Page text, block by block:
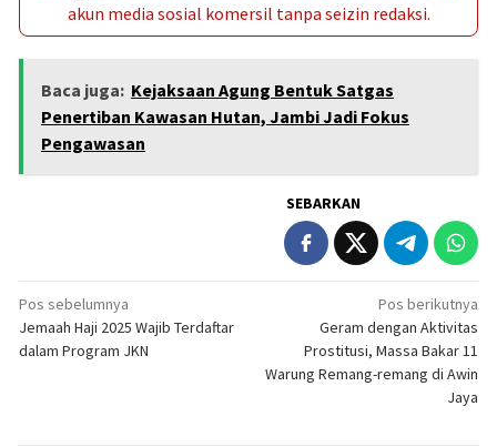
akun media sosial komersil tanpa seizin redaksi.
Baca juga: Kejaksaan Agung Bentuk Satgas
Penertiban Kawasan Hutan, Jambi Jadi Fokus
Pengawasan
SEBARKAN
Navigasi
pos
Pos sebelumnya
Jemaah Haji 2025 Wajib Terdaftar
dalam Program JKN
Pos berikutnya
Geram dengan Aktivitas
Prostitusi, Massa Bakar 11
Warung Remang-remang di Awin
Jaya